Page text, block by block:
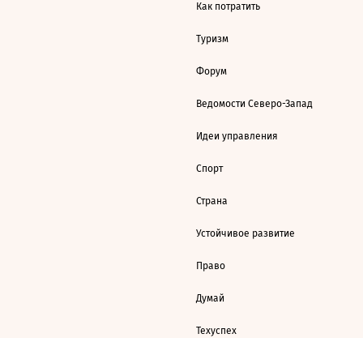
Как потратить
Туризм
Форум
Ведомости Северо-Запад
Идеи управления
Спорт
Страна
Устойчивое развитие
Право
Думай
Техуспех